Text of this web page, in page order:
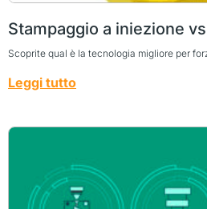
Stampaggio a iniezione
Scoprite qual è la tecnologia migliore per
Leggi tutto